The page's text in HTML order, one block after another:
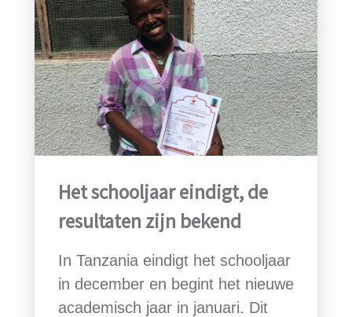
Het schooljaar eindigt, de
resultaten zijn bekend
In Tanzania eindigt het schooljaar
in december en begint het nieuwe
academisch jaar in januari. Dit